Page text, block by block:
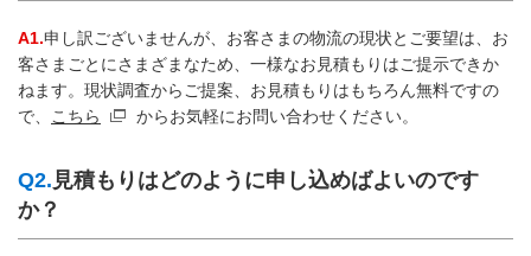
A1.申し訳ございませんが、お客さまの物流の現状とご要望は、お
客さまごとにさまざまなため、一様なお見積もりはご提示できか
ねます。現状調査からご提案、お見積もりはもちろん無料ですの
で、
こちら からお気軽にお問い合わせください。
Q2. 見積もりはどのように申し込めばよいのです
か？